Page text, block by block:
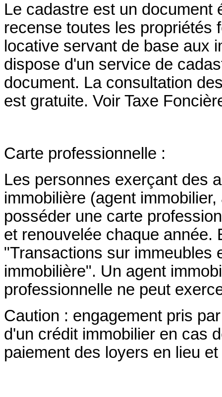
Le cadastre est un document
recense toutes les propriétés
locative servant de base aux
dispose d'un service de
document. La consultation
est gratuite. Voir Taxe
Carte professionnelle :
Les personnes exerçant des
immobilière (agent
posséder une carte
et renouvelée chaque année.
"Transactions sur immeubles
immobilière". Un agent
professionnelle ne peut
Caution : engagement pris
d'un crédit immobilier en cas
paiement des loyers en lieu